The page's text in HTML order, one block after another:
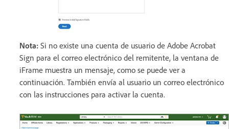
Nota: Si no existe una cuenta de usuario de Adobe Acrobat
Sign para el correo electrónico del remitente, la ventana de
iFrame muestra un mensaje, como se puede ver a
continuación. También envía al usuario un correo electrónico
con las instrucciones para activar la cuenta.